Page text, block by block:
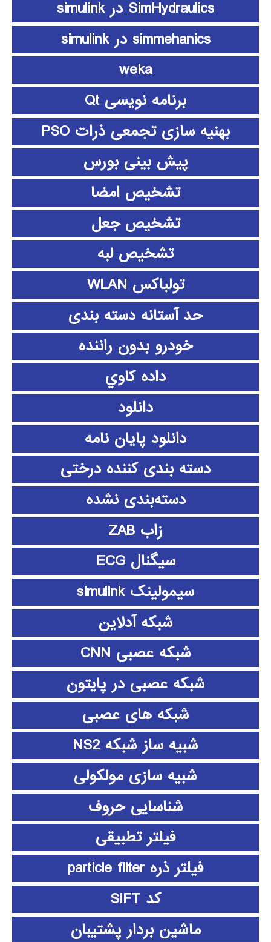
SimHydraulics در simulink
simmehanics در simulink
weka
برنامه نویسی Qt
بهنیه سازی تجمعی ذرات PSO
پیش بینی بورس
تشخیص امضا
تشخیص جعل
تشخیص لبه
تولباکس WLAN
حد آستانه دسته بندی
خودرو بدون راننده
داده كاوي
دانلود
دانلود پايان نامه
دسته بندی کننده درختی
دسته‌بندی نشده
زاب ZAB
سیگنال ECG
سیمولینک simulink
شبکه آدلاین
شبکه عصبی CNN
شبکه عصبی در پایتون
شبکه های عصبی
شبیه ساز شبکه NS2
شبیه سازی مولکولی
شناسایی حروف
فیلتر تطبیقی
فیلتر ذره particle filter
کد SIFT
ماشین بردار پشتیبان